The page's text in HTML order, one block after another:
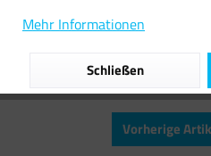
Filtern
Vorherige
Mehr Informationen
Schließen